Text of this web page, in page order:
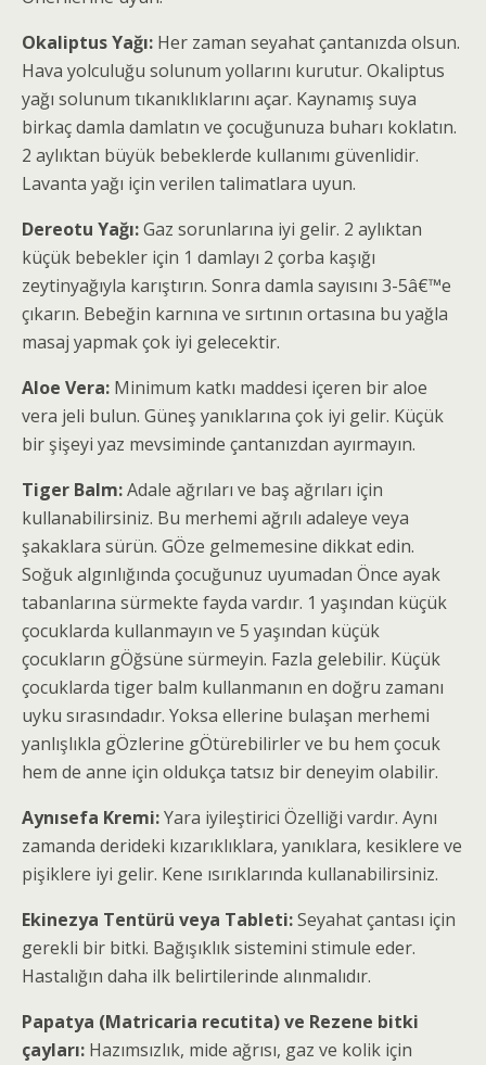
Okaliptus Yağı: Her zaman seyahat çantanızda olsun.
Hava yolculuğu solunum yollarını kurutur. Okaliptus
yağı solunum tıkanıklıklarını açar. Kaynamış suya
birkaç damla damlatın ve çocuğunuza buharı koklatın.
2 aylıktan büyük bebeklerde kullanımı güvenlidir.
Lavanta yağı için verilen talimatlara uyun.
Dereotu Yağı:Gaz sorunlarına iyi gelir. 2 aylıktan
küçük bebekler için 1 damlayı 2 çorba kaşığı
zeytinyağıyla karıştırın. Sonra damla sayısını 3-5â€™e
çıkarın. Bebeğin karnına ve sırtının ortasına bu yağla
masaj yapmak çok iyi gelecektir.
Aloe Vera: Minimum katkı maddesi içeren bir aloe
vera jeli bulun. Güneş yanıklarına çok iyi gelir. Küçük
bir şişeyi yaz mevsiminde çantanızdan ayırmayın.
Tiger Balm:Adale ağrıları ve baş ağrıları için
kullanabilirsiniz. Bu merhemi ağrılı adaleye veya
şakaklara sürün. GÖze gelmemesine dikkat edin.
Soğuk algınlığında çocuğunuz uyumadan Önce ayak
tabanlarına sürmekte fayda vardır. 1 yaşından küçük
çocuklarda kullanmayın ve 5 yaşından küçük
çocukların gÖğsüne sürmeyin. Fazla gelebilir. Küçük
çocuklarda tiger balm kullanmanın en doğru zamanı
uyku sırasındadır. Yoksa ellerine bulaşan merhemi
yanlışlıkla gÖzlerine gÖtürebilirler ve bu hem çocuk
hem de anne için oldukça tatsız bir deneyim olabilir.
Aynısefa Kremi:Yara iyileştirici Özelliği vardır. Aynı
zamanda derideki kızarıklıklara, yanıklara, kesiklere ve
pişiklere iyi gelir. Kene ısırıklarında kullanabilirsiniz.
Ekinezya Tentürü veya Tableti:Seyahat çantası için
gerekli bir bitki. Bağışıklık sistemini stimule eder.
Hastalığın daha ilk belirtilerinde alınmalıdır.
Papatya (Matricaria recutita) ve Rezene bitki
çayları: Hazımsızlık, mide ağrısı, gaz ve kolik için